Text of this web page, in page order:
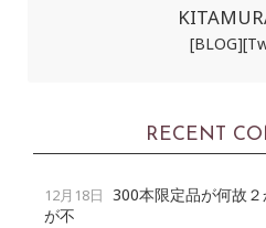
[BLOG]
RECENT
12月18日 300本限定品が何故
が不